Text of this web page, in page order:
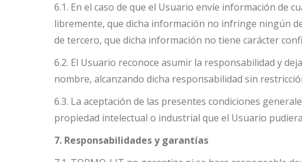
6.1. En el caso de que el Usuario envíe información de
libremente, que dicha información no infringe ningún
de tercero, que dicha información no tiene carácter
6.2. El Usuario reconoce asumir la responsabilidad y
nombre, alcanzando dicha responsabilidad sin
6.3. La aceptación de las presentes condiciones
propiedad intelectual o industrial que el Usuario
7. Responsabilidades y garantías